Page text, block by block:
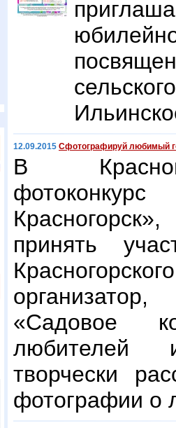
12.09.2015 Сфотографируй любимый
В
принять
«Садовое
любителей
творчески
фотографии о